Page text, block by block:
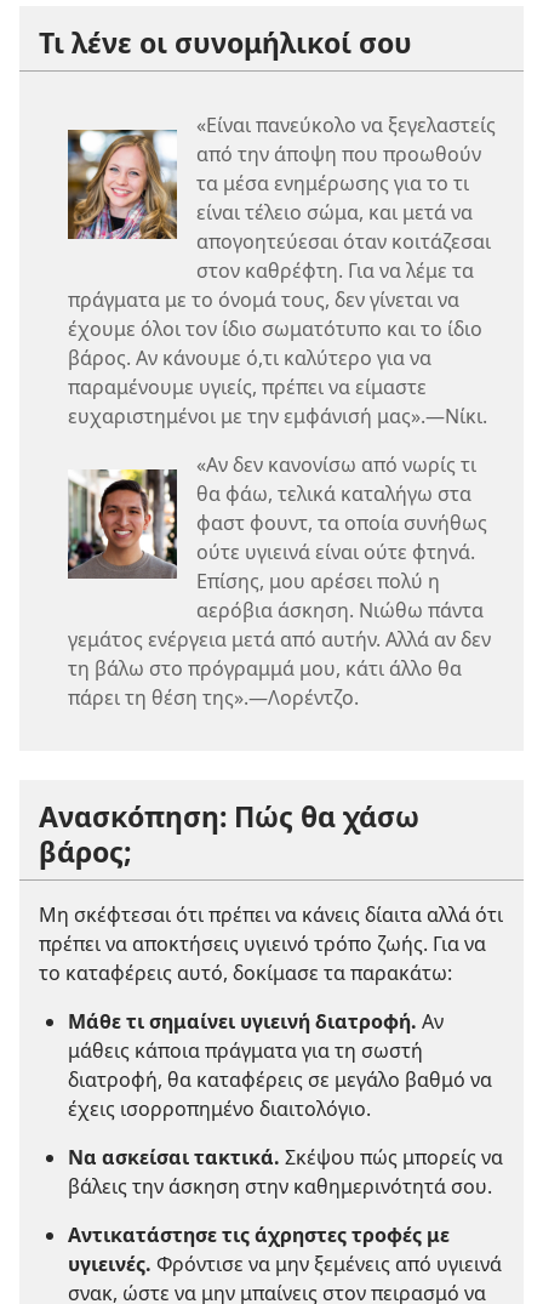
Τι λένε οι συνομήλικοί σου
«Είναι πανεύκολο να ξεγελαστείς
από την άποψη που προωθούν
τα μέσα ενημέρωσης για το τι
είναι τέλειο σώμα, και μετά να
απογοητεύεσαι όταν κοιτάζεσαι
στον καθρέφτη. Για να λέμε τα
πράγματα με το όνομά τους, δεν γίνεται να
έχουμε όλοι τον ίδιο σωματότυπο και το ίδιο
βάρος. Αν κάνουμε ό,τι καλύτερο για να
παραμένουμε υγιείς, πρέπει να είμαστε
ευχαριστημένοι με την εμφάνισή μας».—Νίκι.
«Αν δεν κανονίσω από νωρίς τι
θα φάω, τελικά καταλήγω στα
φαστ φουντ, τα οποία συνήθως
ούτε υγιεινά είναι ούτε φτηνά.
Επίσης, μου αρέσει πολύ η
αερόβια άσκηση. Νιώθω πάντα
γεμάτος ενέργεια μετά από αυτήν. Αλλά αν δεν
τη βάλω στο πρόγραμμά μου, κάτι άλλο θα
πάρει τη θέση της».—Λορέντζο.
Ανασκόπηση: Πώς θα χάσω
βάρος;
Μη σκέφτεσαι ότι πρέπει να κάνεις δίαιτα αλλά ότι
πρέπει να αποκτήσεις υγιεινό τρόπο ζωής. Για να
το καταφέρεις αυτό, δοκίμασε τα παρακάτω:
Μάθε τι σημαίνει υγιεινή διατροφή. Αν
μάθεις κάποια πράγματα για τη σωστή
διατροφή, θα καταφέρεις σε μεγάλο βαθμό να
έχεις ισορροπημένο διαιτολόγιο.
Να ασκείσαι τακτικά. Σκέψου πώς μπορείς να
βάλεις την άσκηση στην καθημερινότητά σου.
Αντικατάστησε τις άχρηστες τροφές με
υγιεινές. Φρόντισε να μην ξεμένεις από υγιεινά
σνακ, ώστε να μην μπαίνεις στον πειρασμό να